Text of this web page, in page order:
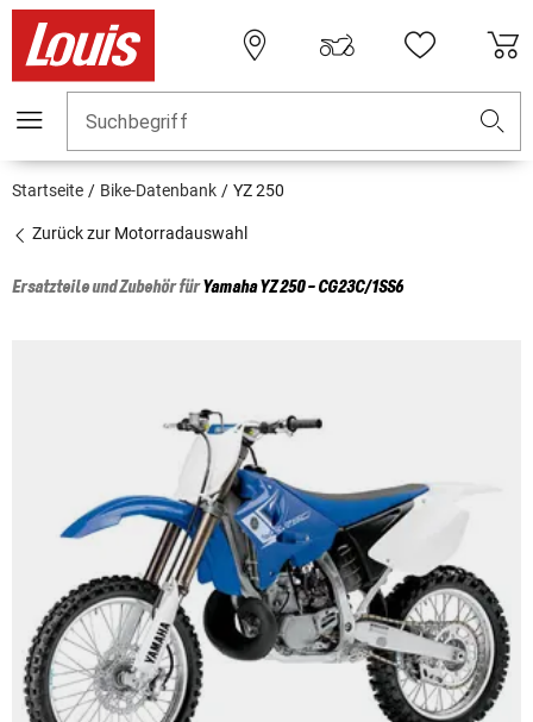
Suchbegriff
Startseite Bike-Datenbank YZ 250
Zurück zur Motorradauswahl
Ersatzteile und Zubehör fürYamahaYZ 250 - CG23C/1SS6